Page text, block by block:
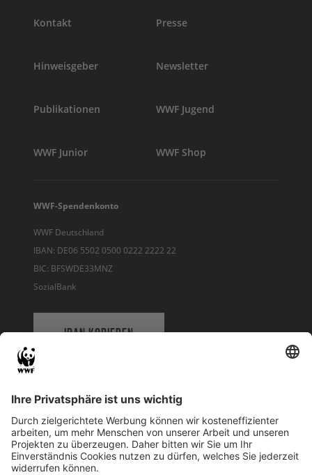
Kontakt Presse
Hinweisgeber Newsletter
Publikationen WWF Jugend
WWF Junior WWF Shop
WWF-Spendenkonto
WWF Deutschland
IBAN: DE06 5502 0500 0222 2222 22
BIC: BFSWDE33MNZ
SozialBank
IBAN KOPIEREN
WWF Deutschland
Reinhardtstr. 18